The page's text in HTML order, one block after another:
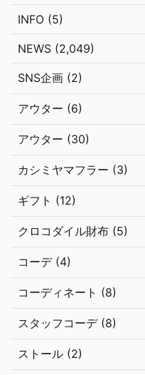
INFO (5)
NEWS (2,049)
SNS企画 (2)
アウター (6)
アウター (30)
カシミヤマフラー (3)
ギフト (12)
クロコダイル財布 (5)
コーデ (4)
コーディネート (8)
スタッフコーデ (8)
ストール (2)